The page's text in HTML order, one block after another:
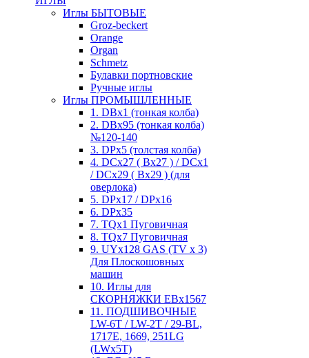
Иглы БЫТОВЫЕ
Groz-beckert
Orange
Organ
Schmetz
Булавки портновские
Ручные иглы
Иглы ПРОМЫШЛЕННЫЕ
1. DBx1 (тонкая колба)
2. DBx95 (тонкая колба)
№120-140
3. DPx5 (толстая колба)
4. DCx27 ( Bx27 ) / DCx1
/ DCx29 ( Bx29 ) (для
оверлока)
5. DPx17 / DPx16
6. DPx35
7. TQx1 Пуговичная
8. TQx7 Пуговичная
9. UYx128 GAS (TV x 3)
Для Плоскошовных
машин
10. Иглы для
СКОРНЯЖКИ EBx1567
11. ПОДШИВОЧНЫЕ
LW-6T / LW-2T / 29-BL,
1717E, 1669, 251LG
(LWx5T)